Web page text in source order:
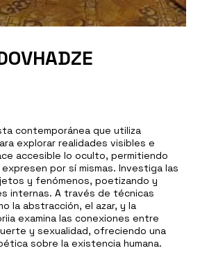
contemporánea que utiliza
explorar realidades visibles e
accesible lo oculto, permitiendo
por sí mismas. Investiga las
y fenómenos, poetizando y
internas. A través de técnicas
la abstracción, el azar, y la
examina las conexiones entre
y sexualidad, ofreciendo una
sobre la existencia humana.